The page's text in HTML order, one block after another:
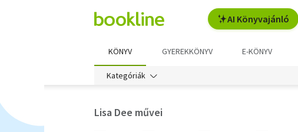
AI Könyvajánló
KÖNYV GYEREKKÖNYV E-KÖNYV
Kategóriák
Lisa Dee művei